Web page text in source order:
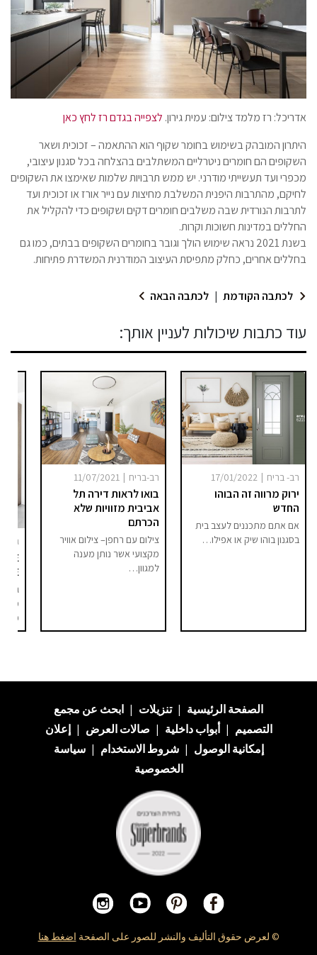
אדריכל: רז מלמד צילום: עמית גירון. לצפייה בגדם רז לחץ כאן
היתרון המובהק בשימוש בחומר שקוף הוא ההתאמה – זכוכית ושאר
השקופים הם חומרים ניטרליים המשתלבים בהצלחה בכל סגנון עיצובי,
מכפרי ועד תעשייתי מודרני. יש ממש תרבויות שלמות שאימצו את השקופים
לחיקם, מהתרבות היפנית המשלבת מחיצות עם נייר אורז או זכוכית ועד
לתרבות הנורדית שבה משלבים חומרים דקים ושקופים כדי להקליל את
החללים במדינות חשוכות וקרות.
בשנת 2021 נראה שימוש הולך וגובר בחומרים השקופים בבתים, כמו גם
בחללים אחרים, כחלק מתפיסת העיצוב המודרנית המשדרת פתיחות.
לכתבה הקודמת | לכתבה הבאה
עוד כתבות שיכולות לעניין אותך:
רב- בריח |
17/01/2022
ירוק מרווה זה הבוהו
החדש
אם אתם מתכננים לעצב בית
בסגנון בוהו שיק או אפילו…
רב-בריח |
11/07/2021
בואו לראות דירה תל
אביבית מזוויות שלא
הכרתם
צילום עם רחפן– צילום אוויר
מקצועי אשר נותן מענה
למגוון…
גילי
גם
الصفحة الرئيسية | تنزيلات | ابحث عن مجمع
التصميم | أبواب داخلية | صالات العرض | إعلان
إمكانية الوصول | شروط الاستخدام | سياسة
الخصوصية
© لعرض حقوق التأليف والنشر للصور على الصفحة اضغط هنا